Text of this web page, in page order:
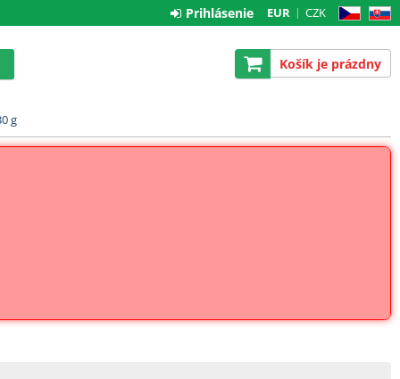
CZ SK
EUR CZK
Prihlásenie
Košík je prázdny
g